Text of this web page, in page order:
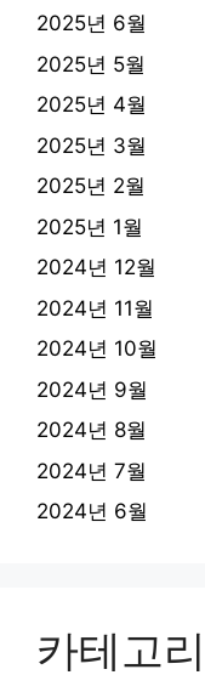
2025년 6월
2025년 5월
2025년 4월
2025년 3월
2025년 2월
2025년 1월
2024년 12월
2024년 11월
2024년 10월
2024년 9월
2024년 8월
2024년 7월
2024년 6월
카테고리